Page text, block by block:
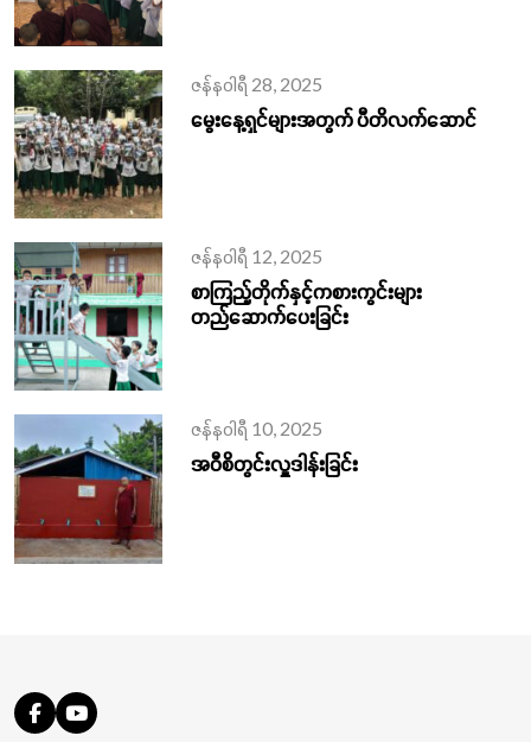
ဇန်နဝါရီ 28, 2025
မွေးနေ့ရှင်များအတွက် ပီတိလက်‌ဆောင်
ဇန်နဝါရီ 12, 2025
စာကြည့်တိုက်နှင့်ကစားကွင်းများ
တည်ဆောက်ပေးခြင်း
ဇန်နဝါရီ 10, 2025
အဝီစိတွင်းလှူဒါန်းခြင်း